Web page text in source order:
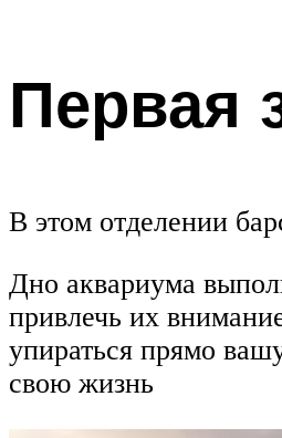
Первая
В этом отделении
Дно аквариума
привлечь их
упираться прямо
свою жизнь